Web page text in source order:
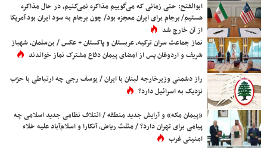
ابوالفتح: حتی زمانی که می‌گوییم مذاکره نمی‌کنیم، در حال مذاکره
هستیم/ برجام برای ایران معجزه بود/ چون برجام به سود ایران بود آمریکا
از آن خارج شد
نماز جماعت سران ترکیه، عربستان و پاکستان + عکس / بن‌سلمان، شهباز
شریف و اردوغان پس از امضای پیمان دفاع مشترک نماز خواندند
راز دشمنی وزیرخارجه لبنان با ایران / یوسف رجی چه ارتباطی با حزب
نزدیک به اسرائیل دارد؟
«پیمان مکه» و آرایش جدید منطقه / ائتلاف نظامی جدید اسلامی چه
پیامی برای تهران دارد؟ / مثلث ریاض، آنکارا و اسلام‌آباد علیه خلاء
امنیتی غرب